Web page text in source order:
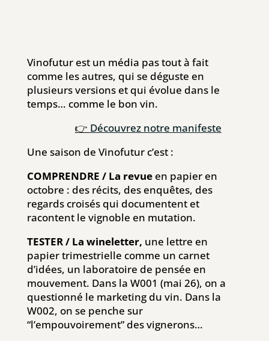
Vinofutur est un média pas tout à fait
comme les autres, qui se déguste en
plusieurs versions et qui évolue dans le
temps… comme le bon vin.
👉 Découvrez notre manifeste
Une saison de Vinofutur c’est :
COMPRENDRE / La revueen papier en
octobre : des récits, des enquêtes, des
regards croisés qui documentent et
racontent le vignoble en mutation.
TESTER / La wineletter, une lettre en
papier trimestrielle comme un carnet
d’idées, un laboratoire de pensée en
mouvement. Dans la W001 (mai 26), on a
questionné le marketing du vin. Dans la
W002, on se penche sur
“l’empouvoirement” des vignerons…